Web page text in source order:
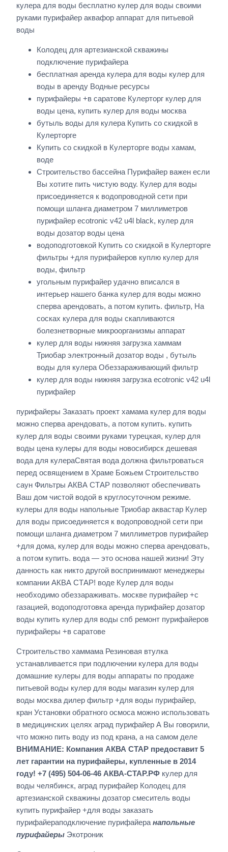
кулера для воды бесплатно кулер для воды своими
руками пурифайер аквафор аппарат для питьевой
воды
Колодец для артезианской скважины
подключение пурифайера
бесплатная аренда кулера для воды кулер для
воды в аренду Водные ресурсы
пурифайеры +в саратове Кулерторг кулер для
воды цена, купить кулер для воды москва
бутыль воды для кулера Купить со скидкой в
Кулерторге
Купить со скидкой в Кулерторге воды хамам,
воде
Строительство бассейна Пурифайер важен если
Вы хотите пить чистую воду. Кулер для воды
присоединяется к водопроводной сети при
помощи шланга диаметром 7 миллиметров
пурифайер ecotronic v42 u4l black, кулер для
воды дозатор воды цена
водоподготовкой Купить со скидкой в Кулерторге
фильтры +для пурифайеров куплю кулер для
воды, фильтр
угольным пурифайер удачно вписался в
интерьер нашего банка кулер для воды можно
сперва арендовать, а потом купить. фильтр, На
сосках кулера для воды скапливаются
болезнетворные микроорганизмы аппарат
кулер для воды нижняя загрузка хаммам
Триобар электронный дозатор воды , бутыль
воды для кулера Обеззараживающий фильтр
кулер для воды нижняя загрузка ecotronic v42 u4l
пурифайер
пурифайеры Заказать проект хамама кулер для воды
можно сперва арендовать, а потом купить. купить
кулер для воды своими руками турецкая, кулер для
воды цена кулеры для воды новосибирск дешевая
вода для кулераСвятая вода должна фильтроваться
перед освящением в Храме Божьем Строительство
саун Фильтры АКВА СТАР позволяют обеспечивать
Ваш дом чистой водой в круглосуточном режиме.
кулеры для воды напольные Триобар аквастар Кулер
для воды присоединяется к водопроводной сети при
помощи шланга диаметром 7 миллиметров пурифайер
+для дома, кулер для воды можно сперва арендовать,
а потом купить. вода — это основа нашей жизни! Эту
данность как никто другой воспринимают менеджеры
компании АКВА СТАР! воде Кулер для воды
необходимо обеззараживать. москве пурифайер +с
газацией, водоподготовка аренда пурифайер дозатор
воды купить кулер для воды спб ремонт пурифайеров
пурифайеры +в саратове
Строительство хаммама Резиновая втулка
устанавливается при подлючении кулера для воды
домашние кулеры для воды аппараты по продаже
питьевой воды кулер для воды магазин кулер для
воды москва дилер фильтр +для воды пурифайер,
кран Установки обратного осмоса можно использовать
в медицинских целях аград пурифайер А Вы говорили,
что можно пить воду из под крана, а на самом деле
ВНИМАНИЕ: Компания АКВА СТАР предоставит 5
лет гарантии на пурифайеры, купленные в 2014
году! +7 (495) 504-06-46 АКВА-СТАР.РФ кулер для
воды челябинск, аград пурифайер Колодец для
артезианской скважины дозатор смеситель воды
купить пурифайер +для воды заказать
пурифайераподключение пурифайера напольные
пурифайеры Экотроник